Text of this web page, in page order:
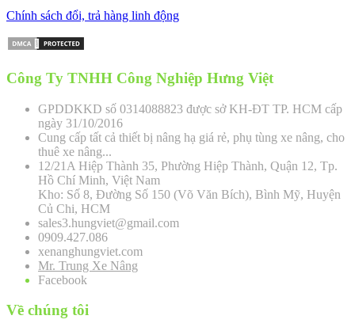
Chính sách đổi, trả hàng linh động
Công Ty TNHH Công Nghiệp Hưng Việt
GPDDKKD số 0314088823 được sở KH-ĐT TP. HCM cấp
ngày 31/10/2016
Cung cấp tất cả thiết bị nâng hạ giá rẻ, phụ tùng xe nâng, cho
thuê xe nâng...
12/21A Hiệp Thành 35, Phường Hiệp Thành, Quận 12, Tp.
Hồ Chí Minh, Việt Nam
Kho: Số 8, Đường Số 150 (Võ Văn Bích), Bình Mỹ, Huyện
Củ Chi, HCM
sales3.hungviet@gmail.com
0909.427.086
xenanghungviet.com
Mr. Trung Xe Nâng
Facebook
Về chúng tôi